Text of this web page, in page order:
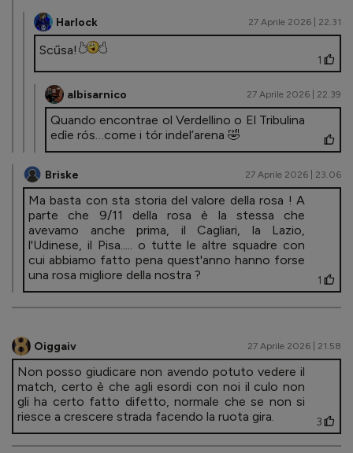
Harlock 27 Aprile 2026 | 22.31
Scűsa!
1
albisarnico 27 Aprile 2026 | 22.39
Quando encontrae ol Verdellino o El Tribulina
edìe rós…come i tór indel’arena 🤣
Briske 27 Aprile 2026 | 23.06
Ma basta con sta storia del valore della rosa ! A
parte che 9/11 della rosa è la stessa che
avevamo anche prima, il Cagliari, la Lazio,
l'Udinese, il Pisa..... o tutte le altre squadre con
cui abbiamo fatto pena quest'anno hanno forse
una rosa migliore della nostra ?
1
Oiggaiv 27 Aprile 2026 | 21.58
Non posso giudicare non avendo potuto vedere il
match, certo è che agli esordi con noi il culo non
gli ha certo fatto difetto, normale che se non si
riesce a crescere strada facendo la ruota gira.
3